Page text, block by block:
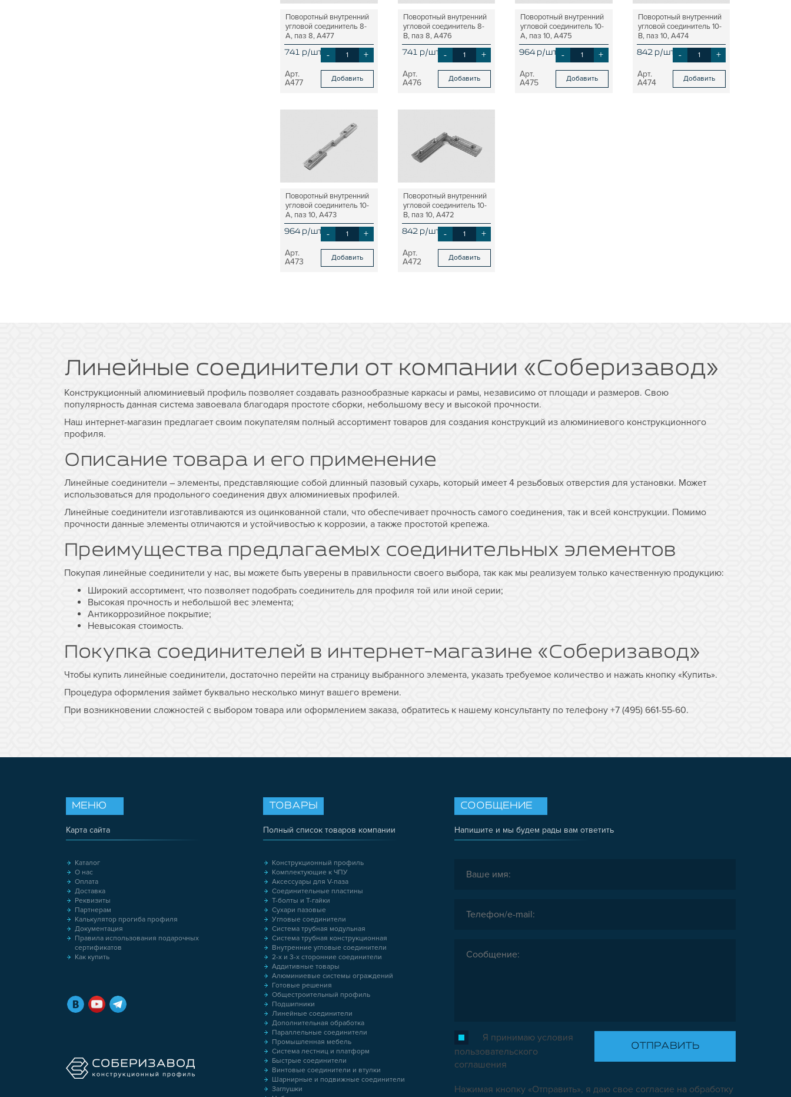
Поворотный внутренний
угловой соединитель 8-
А, паз 8, A477
741 р/шт - +
A477 Добавить
Поворотный внутренний
угловой соединитель 8-
B, паз 8, A476
741 р/шт - +
A476 Добавить
Поворотный внутренний
угловой соединитель 10-
А, паз 10, A475
964 р/шт - +
A475 Добавить
Поворотный внутренний
угловой соединитель 10-
В, паз 10, A474
842 р/шт - +
A474 Добавить
Поворотный внутренний
угловой соединитель 10-
А, паз 10, A473
964 р/шт - +
A473 Добавить
Поворотный внутренний
угловой соединитель 10-
В, паз 10, A472
842 р/шт - +
A472 Добавить
Линейные соединители от компании «Соберизавод»
Конструкционный алюминиевый профиль позволяет создавать разнообразные каркасы и рамы, независимо от площади и размеров. Свою
популярность данная система завоевала благодаря простоте сборки, небольшому весу и высокой прочности.
Наш интернет-магазин предлагает своим покупателям полный ассортимент товаров для создания конструкций из алюминиевого конструкционного
профиля.
Описание товара и его применение
Линейные соединители – элементы, представляющие собой длинный пазовый сухарь, который имеет 4 резьбовых отверстия для установки. Может
использоваться для продольного соединения двух алюминиевых профилей.
Линейные соединители изготавливаются из оцинкованной стали, что обеспечивает прочность самого соединения, так и всей конструкции. Помимо
прочности данные элементы отличаются и устойчивостью к коррозии, а также простотой крепежа.
Преимущества предлагаемых соединительных элементов
Покупая линейные соединители у нас, вы можете быть уверены в правильности своего выбора, так как мы реализуем только качественную продукцию:
Широкий ассортимент, что позволяет подобрать соединитель для профиля той или иной серии;
Высокая прочность и небольшой вес элемента;
Антикоррозийное покрытие;
Невысокая стоимость.
Покупка соединителей в интернет-магазине «Соберизавод»
Чтобы купить линейные соединители, достаточно перейти на страницу выбранного элемента, указать требуемое количество и нажать кнопку «Купить».
Процедура оформления займет буквально несколько минут вашего времени.
При возникновении сложностей с выбором товара или оформлением заказа, обратитесь к нашему консультанту по телефону +7 (495) 661-55-60.
СООБЩЕНИЕ
Напишите и мы будем рады вам ответить
Я принимаю условия
пользовательского
соглашения
Нажимая кнопку «Отправить», я даю свое согласие на обработку
ТОВАРЫ
Полный список товаров компании
Конструкционный профиль
Комплектующие к ЧПУ
Аксессуары для V-паза
Соединительные пластины
Т-болты и Т-гайки
Сухари пазовые
Угловые соединители
Система трубная модульная
Система трубная конструкционная
Внутренние угловые соединители
2-х и 3-х сторонние соединители
Аддитивные товары
Алюминиевые системы ограждений
Готовые решения
Общестроительный профиль
Подшипники
Линейные соединители
Дополнительная обработка
Параллельные соединители
Промышленная мебель
Система лестниц и платформ
Быстрые соединители
Винтовые соединители и втулки
Шарнирные и подвижные соединители
Заглушки
МЕНЮ
Карта сайта
Каталог
О нас
Оплата
Доставка
Реквизиты
Партнерам
Калькулятор прогиба профиля
Документация
Правила использования подарочных
сертификатов
Как купить